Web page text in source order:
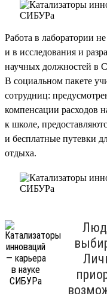
Работа в лаборатории
и в исследования и
научных должностей в
В социальном пакете
сотрудниц:
компенсации расходов
к школе,
и бесплатные путевки
отдыха.